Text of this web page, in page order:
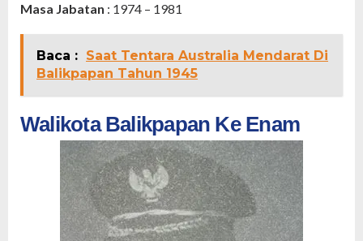
Masa Jabatan : 1974 – 1981
Baca : Saat Tentara Australia Mendarat Di
Balikpapan Tahun 1945
Walikota Balikpapan Ke Enam